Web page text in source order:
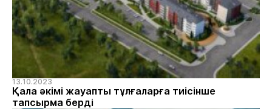
13.10.2023
Қала әкімі жауапты тұлғаларға тиісінше
тапсырма берді